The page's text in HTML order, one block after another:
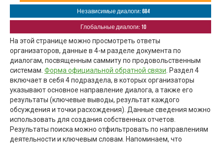
Независимые диалоги: 684
Глобальные диалоги: 10
На этой странице можно просмотреть ответы
организаторов, данные в 4-м разделе документа по
диалогам, посвященным саммиту по продовольственным
системам. Форма официальной обратной связи . Раздел 4
включает в себя 4 подраздела, в которых организаторы
указывают основное направление диалога, а также его
результаты (ключевые выводы, результат каждого
обсуждения и точки расхождения). Данные сведения можно
использовать для создания собственных отчетов.
Результаты поиска можно отфильтровать по направлениям
деятельности и ключевым словам. Напоминаем, что